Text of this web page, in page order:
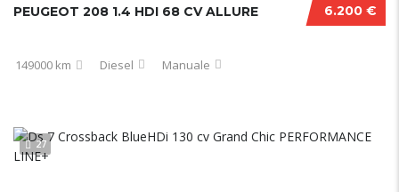
6.200 €
PEUGEOT 208 1.4 HDI 68 CV ALLURE
149000 km Diesel Manuale
27